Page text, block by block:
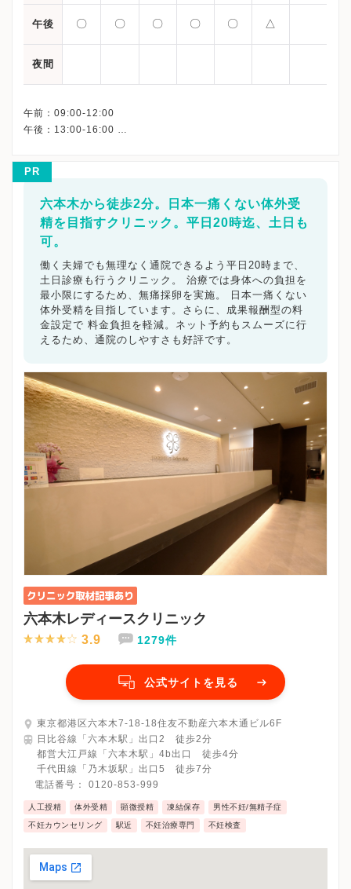
午後 〇 〇 〇 〇 〇 △
夜間
午前：09:00-12:00
午後：13:00-16:00
PR
六本木から徒歩2分。日本一痛くない体外受
精を目指すクリニック。平日20時迄、土日も
可。
働く夫婦でも無理なく通院できるよう平日20時まで、
土日診療も行うクリニック。 治療では身体への負担を
最小限にするため、無痛採卵を実施。 日本一痛くない
体外受精を目指しています。さらに、成果報酬型の料
金設定で 料金負担を軽減。ネット予約もスムーズに行
えるため、通院のしやすさも好評です。
六本木レディースクリニック
3.9 1279件
公式サイトを見る
東京都港区六本木7-18-18住友不動産六本木通ビル6F
日比谷線「六本木駅」出口2 徒歩2分
都営大江戸線「六本木駅」4b出口 徒歩4分
千代田線「乃木坂駅」出口5 徒歩7分
電話番号： 0120-853-999
人工授精 体外受精 顕微授精 凍結保存 男性不妊/無精子症
不妊カウンセリング 駅近 不妊治療専門 不妊検査